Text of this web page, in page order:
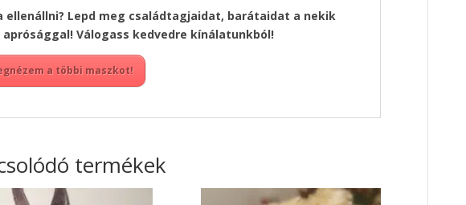
ellenállni? Lepd meg családtagjaidat, barátaidat a nekik
Válogass kedvedre kínálatunkból!
a többi maszkot!
termékek